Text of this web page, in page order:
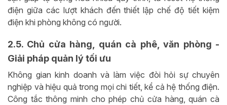
điện giữa các lượt khách đến thiết lập chế độ tiết kiệm
điện khi phòng không có người.
2.5. Chủ cửa hàng, quán cà phê, văn phòng -
Giải pháp quản lý tối ưu
Không gian kinh doanh và làm việc đòi hỏi sự chuyên
nghiệp và hiệu quả trong mọi chi tiết, kể cả hệ thống điện.
Công tắc thông minh cho phép chủ cửa hàng, quán cà